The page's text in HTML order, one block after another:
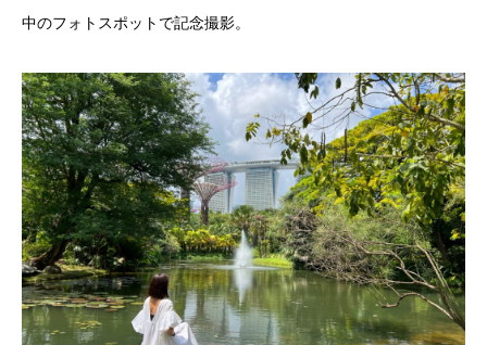
中のフォトスポットで記念撮影。